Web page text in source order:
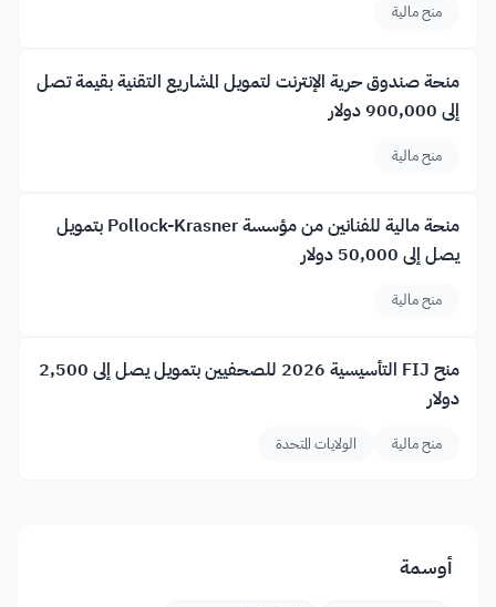
منح مالية
منحة صندوق حرية الإنترنت لتمويل المشاريع التقنية بقيمة تصل
إلى 900,000 دولار
منح مالية
منحة مالية للفنانين من مؤسسة Pollock-Krasner بتمويل
يصل إلى 50,000 دولار
منح مالية
منح FIJ التأسيسية 2026 للصحفيين بتمويل يصل إلى 2,500
دولار
منح مالية الولايات المتحدة
أوسمة